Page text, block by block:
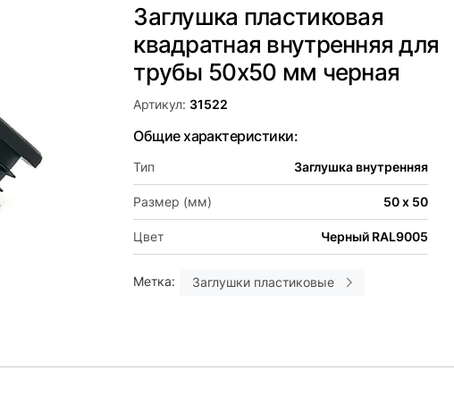
Заглушка пластиковая
квадратная внутренняя для
трубы 50х50 мм черная
Артикул: 31522
Общие характеристики:
Тип Заглушка внутренняя
Размер (мм) 50 х 50
Цвет Черный RAL9005
Метка: Заглушки пластиковые